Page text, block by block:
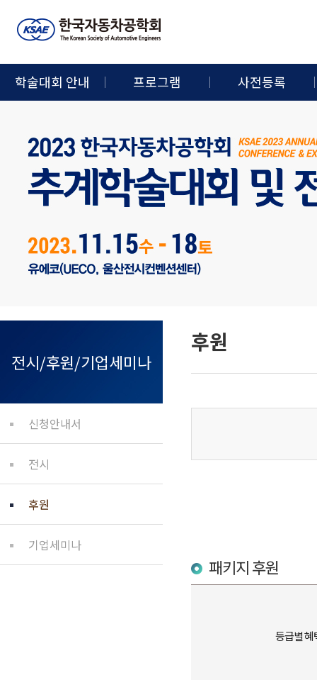
학술대회 안내 프로그램 사전등록
후원
전시/후원/기업세미나
신청안내서
전시
후원
기업세미나
패키지 후원
등급별 혜